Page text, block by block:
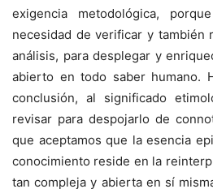
exigencia metodológica,
necesidad de verificar y también
análisis, para desplegar y
abierto en todo saber humano.
conclusión, al significado
revisar para despojarlo de
que aceptamos que la esencia
conocimiento reside en la
tan compleja y abierta en sí